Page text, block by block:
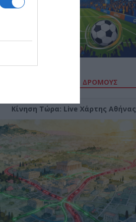
ΤΗΝ ΚΙΝΗΣΗ ΣΤΟΥΣ ΔΡΌΜΟΥΣ
Κίνηση Τώρα: Live Χάρτης Αθήνας